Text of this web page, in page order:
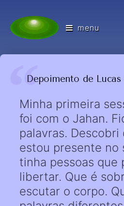
menu
Depoimento de
Minha primeira
foi com o Jahan.
palavras. Descobri
estou presente no
tinha pessoas que
libertar. Que é
escutar o corpo.